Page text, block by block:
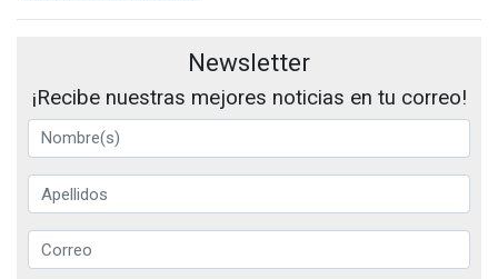
Newsletter
¡Recibe nuestras mejores noticias en tu correo!